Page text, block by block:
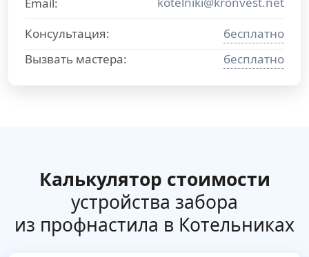
Консультация:
бесплатно
Вызвать мастера:
бесплатно
Калькулятор стоимости
устройства забора
из профнастила в Котельниках